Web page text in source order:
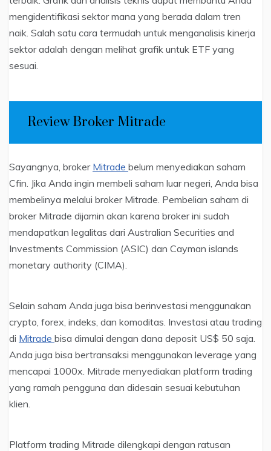
mengidentifikasi sektor mana yang berada dalam tren
naik. Salah satu cara termudah untuk menganalisis kinerja
sektor adalah dengan melihat grafik untuk ETF yang
sesuai.
Review Broker Mitrade
Sayangnya, broker Mitrade belum menyediakan saham
Cfin. Jika Anda ingin membeli saham luar negeri, Anda bisa
membelinya melalui broker Mitrade. Pembelian saham di
broker Mitrade dijamin akan karena broker ini sudah
mendapatkan legalitas dari Australian Securities and
Investments Commission (ASIC) dan Cayman islands
monetary authority (CIMA).
Selain saham Anda juga bisa berinvestasi menggunakan
crypto, forex, indeks, dan komoditas. Investasi atau trading
di Mitrade bisa dimulai dengan dana deposit US$ 50 saja.
Anda juga bisa bertransaksi menggunakan leverage yang
mencapai 1000x. Mitrade menyediakan platform trading
yang ramah pengguna dan didesain sesuai kebutuhan
klien.
Platform trading Mitrade dilengkapi dengan ratusan